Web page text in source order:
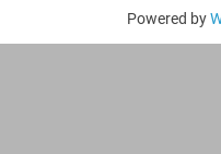
Powered by